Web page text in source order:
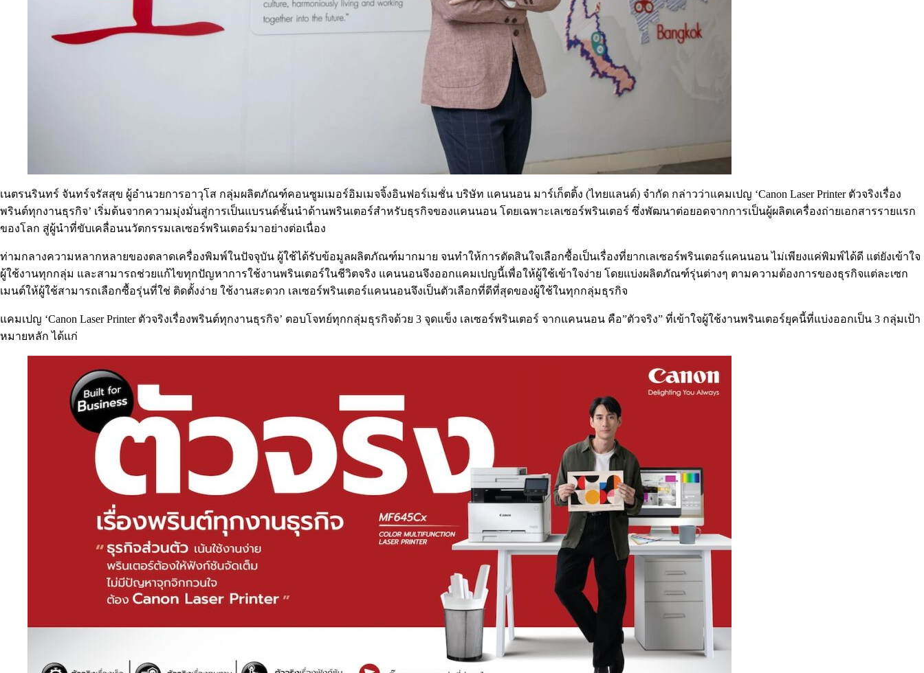
เนตรนรินทร์ จันทร์จรัสสุข ผู้อำนวยการอาวุโส กลุ่มผลิตภัณฑ์คอนซูมเมอร์อิมเมจจิ้งอินฟอร์เมชั่น บริษัท แคนนอน มาร์เก็ตติ้ง (ไทยแลนด์) จำกัด กล่าวว่าแคมเปญ ‘Canon Laser Printer ตัวจริงเรื่อง
พรินต์ทุกงานธุรกิจ’ เริ่มต้นจากความมุ่งมั่นสู่การเป็นแบรนด์ชั้นนำด้านพรินเตอร์สำหรับธุรกิจของแคนนอน โดยเฉพาะเลเซอร์พรินเตอร์ ซึ่งพัฒนาต่อยอดจากการเป็นผู้ผลิตเครื่องถ่ายเอกสารรายแรก
ของโลก สู่ผู้นำที่ขับเคลื่อนนวัตกรรมเลเซอร์พรินเตอร์มาอย่างต่อเนื่อง
ท่ามกลางความหลากหลายของตลาดเครื่องพิมพ์ในปัจจุบัน ผู้ใช้ได้รับข้อมูลผลิตภัณฑ์มากมาย จนทำให้การตัดสินใจเลือกซื้อเป็นเรื่องที่ยากเลเซอร์พรินเตอร์แคนนอน ไม่เพียงแค่พิมพ์ได้ดี แต่ยังเข้าใจ
ผู้ใช้งานทุกกลุ่ม และสามารถช่วยแก้ไขทุกปัญหาการใช้งานพรินเตอร์ในชีวิตจริง แคนนอนจึงออกแคมเปญนี้เพื่อให้ผู้ใช้เข้าใจง่าย โดยแบ่งผลิตภัณฑ์รุ่นต่างๆ ตามความต้องการของธุรกิจแต่ละเซก
เมนต์ให้ผู้ใช้สามารถเลือกซื้อรุ่นที่ใช่ ติดตั้งง่าย ใช้งานสะดวก เลเซอร์พรินเตอร์แคนนอนจึงเป็นตัวเลือกที่ดีที่สุดของผู้ใช้ในทุกกลุ่มธุรกิจ
แคมเปญ ‘Canon Laser Printer ตัวจริงเรื่องพรินต์ทุกงานธุรกิจ’ ตอบโจทย์ทุกกลุ่มธุรกิจด้วย 3 จุดแข็ง เลเซอร์พรินเตอร์ จากแคนนอน คือ”ตัวจริง” ที่เข้าใจผู้ใช้งานพรินเตอร์ยุคนี้ที่แบ่งออกเป็น 3 กลุ่มเป้า
หมายหลัก ได้แก่